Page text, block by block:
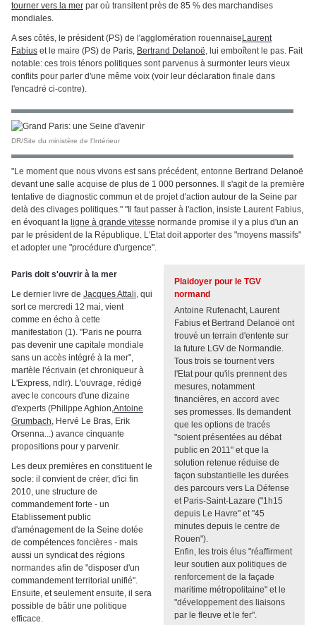
tourner vers la mer par où transitent près de 85 % des marchandises
mondiales.
A ses côtés, le président (PS) de l'agglomération rouennaise Laurent
Fabius et le maire (PS) de Paris, Bertrand Delanoë, lui emboîtent le pas. Fait
notable: ces trois ténors politiques sont parvenus à surmonter leurs vieux
conflits pour parler d'une même voix (voir leur déclaration finale dans
l'encadré ci-contre).
DR/Site du ministère de l'Intérieur
"Le moment que nous vivons est sans précédent, entonne Bertrand Delanoë
devant une salle acquise de plus de 1 000 personnes. Il s'agit de la première
tentative de diagnostic commun et de projet d'action autour de la Seine par
delà des clivages politiques." "Il faut passer à l'action, insiste Laurent Fabius,
en évoquant la ligne à grande vitesse normande promise il y a plus d'un an
par le président de la République. L'Etat doit apporter des "moyens massifs"
et adopter une "procédure d'urgence".
Plaidoyer pour le TGV
normand
Antoine Rufenacht, Laurent
Fabius et Bertrand Delanoë ont
trouvé un terrain d'entente sur
la future LGV de Normandie.
Tous trois se tournent vers
l'Etat pour qu'ils prennent des
mesures, notamment
financières, en accord avec
ses promesses. Ils demandent
que les options de tracés
"soient présentées au débat
public en 2011" et que la
solution retenue réduise de
façon substantielle les durées
des parcours vers La Défense
et Paris-Saint-Lazare ("1h15
depuis Le Havre" et "45
minutes depuis le centre de
Rouen").
Enfin, les trois élus "réaffirment
leur soutien aux politiques de
renforcement de la façade
maritime métropolitaine" et le
"développement des liaisons
par le fleuve et le fer".
Paris doit s'ouvrir à la mer
Le dernier livre de Jacques Attali, qui
sort ce mercredi 12 mai, vient
comme en écho à cette
manifestation (1). "Paris ne pourra
pas devenir une capitale mondiale
sans un accès intégré à la mer",
martèle l'écrivain (et chroniqueur à
L'Express, ndlr). L'ouvrage, rédigé
avec le concours d'une dizaine
d'experts (Philippe Aghion,Antoine
Grumbach, Hervé Le Bras, Erik
Orsenna...) avance cinquante
propositions pour y parvenir.
Les deux premières en constituent le
socle: il convient de créer, d'ici fin
2010, une structure de
commandement forte - un
Etablissement public
d'aménagement de la Seine dotée
de compétences foncières - mais
aussi un syndicat des régions
normandes afin de "disposer d'un
commandement territorial unifié".
Ensuite, et seulement ensuite, il sera
possible de bâtir une politique
efficace.